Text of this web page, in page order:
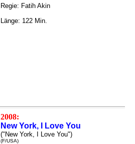
Regie: Fatih Akin
Länge: 122 Min.
2008:
New York, I Love You
("New York, I Love You")
(F/USA)